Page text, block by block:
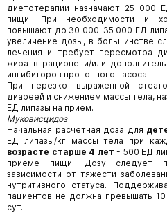
диетотерапии назначают 25 000
пищи. При необходимости и
повышают до 30 000-35 000 ЕД
увеличение дозы, в большинстве
лечения и требует пересмотра
жира в рационе и/или
ингибиторов протонного насоса.
При нерезко выраженной
диареей и снижением массы тела,
ЕД липазы на прием.
Муковисцидоз
Начальная расчетная доза для
ЕД липазы/кг массы тела при
возрасте старше 4 лет - 500 ЕД
приеме пищи. Дозу следует
зависимости от тяжести
нутритивного статуса.
пациентов не должна превышать
сут.